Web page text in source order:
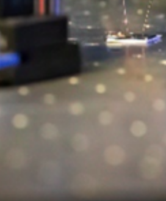
FOR NEWS